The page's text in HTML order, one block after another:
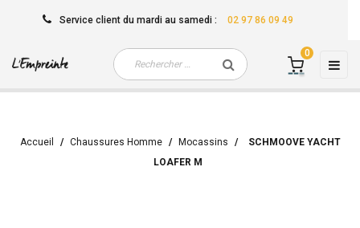
Service client du mardi au samedi : 02 97 86 09 49
☰
0
Accueil Chaussures Homme Mocassins
SCHMOOVE YACHT
LOAFER M